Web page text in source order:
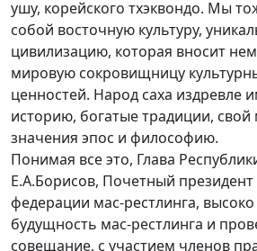
ушу, корейского тхэквондо. Мы
собой восточную культуру,
цивилизацию, которая вносит
мировую сокровищницу
ценностей. Народ саха издревле
историю, богатые традиции, свой
значения эпос и философию.
Понимая все это, Глава
Е.А.Борисов, Почетный
федерации мас-рестлинга,
будущность мас-рестлинга и
совещание, с участием членов